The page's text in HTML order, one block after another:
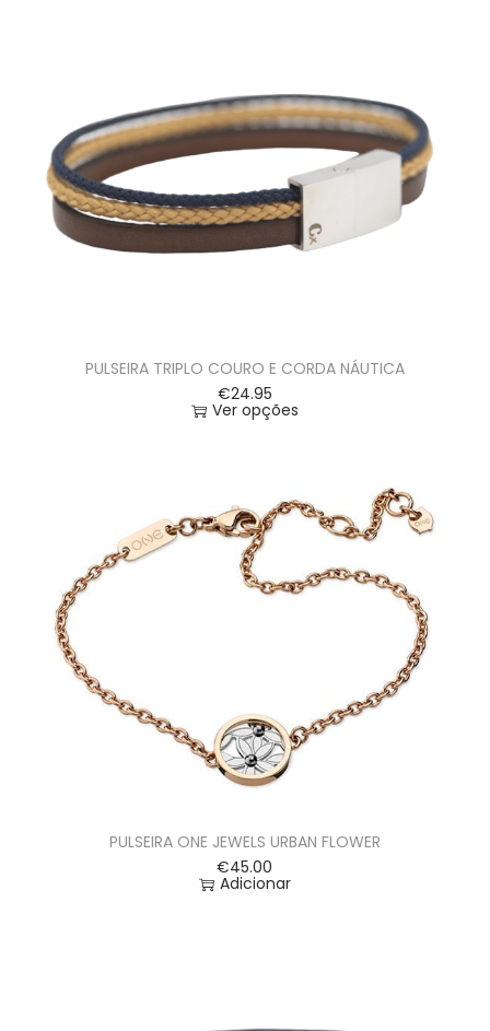
PULSEIRA TRIPLO COURO E CORDA NÁUTICA
€24.95
Ver opções
PULSEIRA ONE JEWELS URBAN FLOWER
€45.00
Adicionar